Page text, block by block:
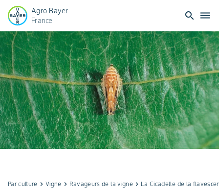
Agro Bayer
France
search dehaze
Par culture keyboard_arrow_right Vigne keyboard_arrow_right Ravageurs de la vignekeyboard_arrow_right La Cicadelle de la